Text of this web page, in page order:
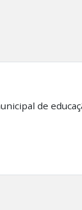
de